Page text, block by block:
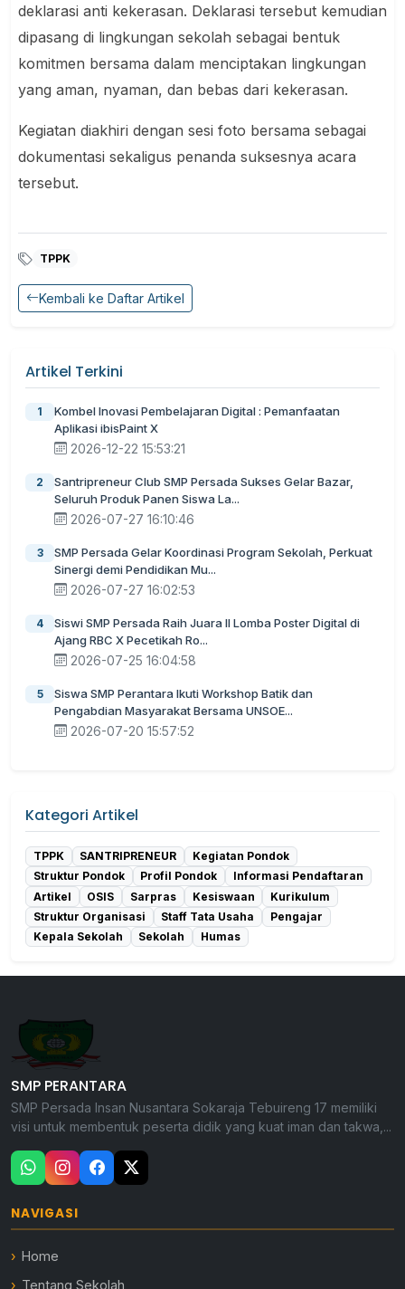
deklarasi anti kekerasan. Deklarasi tersebut kemudian
dipasang di lingkungan sekolah sebagai bentuk
komitmen bersama dalam menciptakan lingkungan
yang aman, nyaman, dan bebas dari kekerasan.
Kegiatan diakhiri dengan sesi foto bersama sebagai
dokumentasi sekaligus penanda suksesnya acara
tersebut.
TPPK
Kembali ke Daftar Artikel
Artikel Terkini
1
Kombel Inovasi Pembelajaran Digital : Pemanfaatan
Aplikasi ibisPaint X
2026-12-22 15:53:21
2
Santripreneur Club SMP Persada Sukses Gelar Bazar,
Seluruh Produk Panen Siswa La...
2026-07-27 16:10:46
3
SMP Persada Gelar Koordinasi Program Sekolah, Perkuat
Sinergi demi Pendidikan Mu...
2026-07-27 16:02:53
4
Siswi SMP Persada Raih Juara II Lomba Poster Digital di
Ajang RBC X Pecetikah Ro...
2026-07-25 16:04:58
5
Siswa SMP Perantara Ikuti Workshop Batik dan
Pengabdian Masyarakat Bersama UNSOE...
2026-07-20 15:57:52
Kategori Artikel
TPPK SANTRIPRENEUR
Kegiatan Pondok
Struktur Pondok
Profil Pondok
Informasi Pendaftaran
Artikel
OSIS Sarpras Kesiswaan
Kurikulum
Struktur Organisasi
Staff Tata Usaha
Pengajar
Kepala Sekolah
Sekolah Humas
SMP PERANTARA
SMP Persada Insan Nusantara Sokaraja Tebuireng 17 memiliki
visi untuk membentuk peserta didik yang kuat iman dan takwa,...
NAVIGASI
Home
Tentang Sekolah